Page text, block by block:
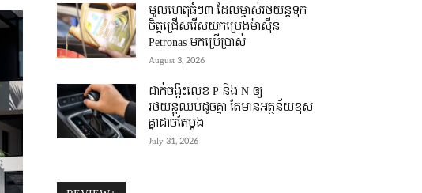
មូលហេតុធំៗ៣ ដែលម្ចាស់រថយន្តទុក
ចិត្តជ្រើសរើសយកប្រេងម៉ាស៊ីន
Petronas មកប្រើប្រាស់
August 3, 2026
ដាក់ចង្កឹះលេខ P និង N ឲ្យ
រថយន្តឈប់ដូចគ្នា តែមានអត្ថន័យខុស
គ្នាដាច់តែម្តង
July 31, 2026